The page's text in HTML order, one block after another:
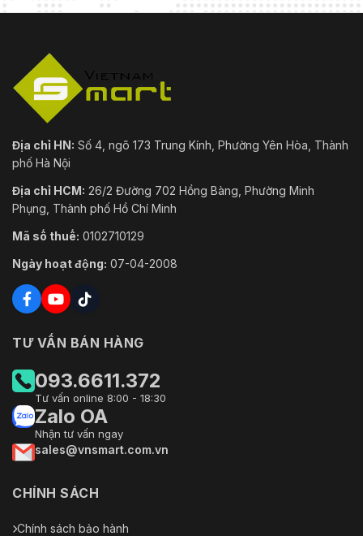
Địa chỉ HN: Số 4, ngõ 173 Trung Kính, Phường Yên Hòa, Thành
phố Hà Nội
Địa chỉ HCM: 26/2 Đường 702 Hồng Bàng, Phường Minh
Phụng, Thành phố Hồ Chí Minh
Mã số thuế: 0102710129
Ngày hoạt động: 07-04-2008
TƯ VẤN BÁN HÀNG
093.6611.372
Tư vấn online 8:00 - 18:30
Zalo OA
Nhận tư vấn ngay
sales@vnsmart.com.vn
CHÍNH SÁCH
Chính sách bảo hành